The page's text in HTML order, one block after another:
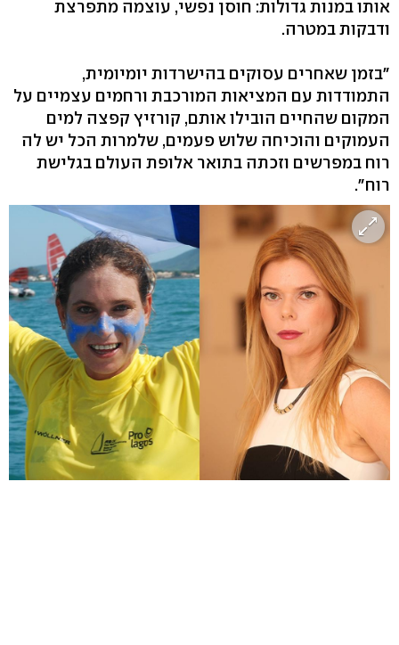
אותו במנות גדולות: חוסן נפשי, עוצמה מתפרצת
ודבקות במטרה.
"בזמן שאחרים עסוקים בהישרדות יומיומית,
התמודדות עם המציאות המורכבת ורחמים עצמיים על
המקום שהחיים הובילו אותם, קורזיץ קפצה למים
העמוקים והוכיחה שלוש פעמים, שלמרות הכל יש לה
רוח במפרשים וזכתה בתואר אלופת העולם בגלישת
רוח".